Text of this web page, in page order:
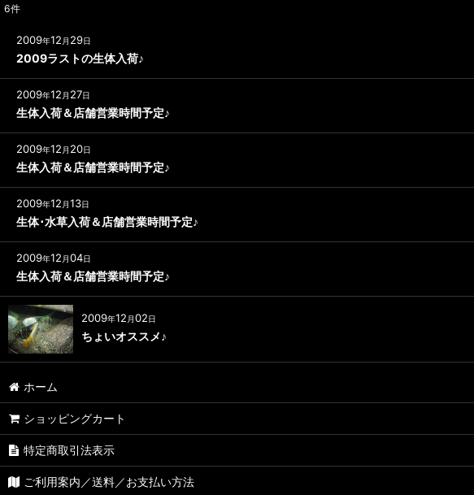
6件
2009年12 月 29日
2009ラストの生体入荷♪
2009年12 月 27日
生体入荷＆店舗営業時間予定♪
2009年12 月 20日
生体入荷＆店舗営業時間予定♪
2009年12 月13日
生体･水草入荷＆店舗営業時間予定♪
2009年12 月04日
生体入荷＆店舗営業時間予定♪
2009年12 月02日
ちょいオススメ♪
ホーム
ショッピングカート
特定商取引法表示
ご利用案内／送料／お支払い方法